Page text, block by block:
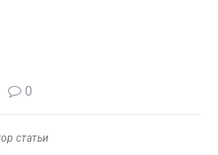
0
статьи